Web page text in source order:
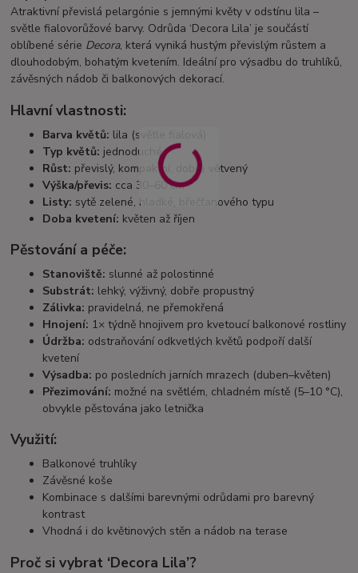
Atraktivní převislá pelargónie s jemnými květy v odstínu lila –
světle fialovorůžové barvy. Odrůda ‘Decora Lila’ je součástí
oblíbené série Decora, která vyniká hustým převislým růstem a
dlouhodobým, bohatým kvetením. Ideální pro výsadbu do truhlíků,
závěsných nádob či balkonových dekorací.
Hlavní vlastnosti:
Barva květů: lila (světle fialová)
Typ květů: jednoduché
Růst: převislý, kompaktní, dobře větvený
Výška/převis: cca 30–60 cm
Listy: sytě zelené, hladké, břečťanového typu
Doba kvetení: květen až říjen
Pěstování a péče:
Stanoviště: slunné až polostinné
Substrát: lehký, výživný, dobře propustný
Zálivka: pravidelná, ne přemokřená
Hnojení: 1× týdně hnojivem pro kvetoucí balkonové rostliny
Údržba: odstraňování odkvetlých květů podpoří další
kvetení
Výsadba: po posledních jarních mrazech (duben–květen)
Přezimování: možné na světlém, chladném místě (5–10 °C),
obvykle pěstována jako letnička
Využití:
Balkonové truhlíky
Závěsné koše
Kombinace s dalšími barevnými odrůdami pro barevný
kontrast
Vhodná i do květinových stěn a nádob na terase
Proč si vybrat ‘Decora Lila’?